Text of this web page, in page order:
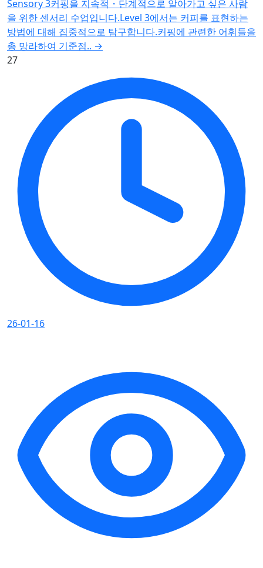
Sensory 3커핑을 지속적・단계적으로 알아가고 싶은 사람
을 위한 센서리 수업입니다.Level 3에서는 커피를 표현하는
방법에 대해 집중적으로 탐구합니다.커핑에 관련한 어휘들을
총 망라하여 기준점.. →
27
26-01-16